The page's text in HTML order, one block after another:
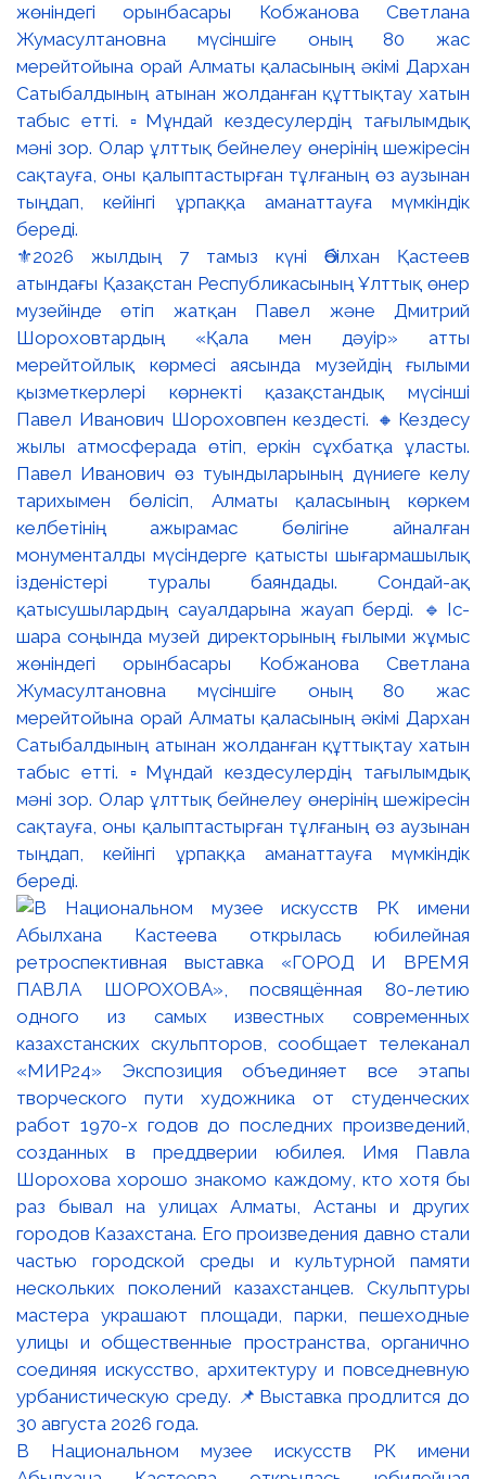
⚜️2026 жылдың 7 тамыз күні Әбілхан Қастеев
атындағы Қазақстан Республикасының Ұлттық өнер
музейінде өтіп жатқан Павел және Дмитрий
Шороховтардың «Қала мен дәуір» атты
мерейтойлық көрмесі аясында музейдің ғылыми
қызметкерлері көрнекті қазақстандық мүсінші
Павел Иванович Шороховпен кездесті. 🔸Кездесу
жылы атмосферада өтіп, еркін сұхбатқа ұласты.
Павел Иванович өз туындыларының дүниеге келу
тарихымен бөлісіп, Алматы қаласының көркем
келбетінің ажырамас бөлігіне айналған
монументалды мүсіндерге қатысты шығармашылық
ізденістері туралы баяндады. Сондай-ақ
қатысушылардың сауалдарына жауап берді. 🔹Іс-
шара соңында музей директорының ғылыми жұмыс
жөніндегі орынбасары Кобжанова Светлана
Жумасултановна мүсіншіге оның 80 жас
мерейтойына орай Алматы қаласының әкімі Дархан
Сатыбалдының атынан жолданған құттықтау хатын
табыс етті. ▫️Мұндай кездесулердің тағылымдық
мәні зор. Олар ұлттық бейнелеу өнерінің шежіресін
сақтауға, оны қалыптастырған тұлғаның өз аузынан
тыңдап, кейінгі ұрпаққа аманаттауға мүмкіндік
береді.
В Национальном музее искусств РК имени